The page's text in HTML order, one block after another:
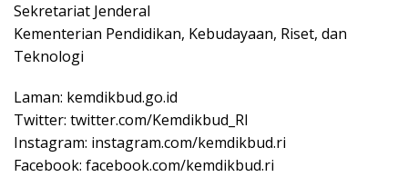
Sekretariat Jenderal
Kementerian Pendidikan, Kebudayaan, Riset, dan
Teknologi
Laman: kemdikbud.go.id
Twitter: twitter.com/Kemdikbud_RI
Instagram: instagram.com/kemdikbud.ri
Facebook: facebook.com/kemdikbud.ri